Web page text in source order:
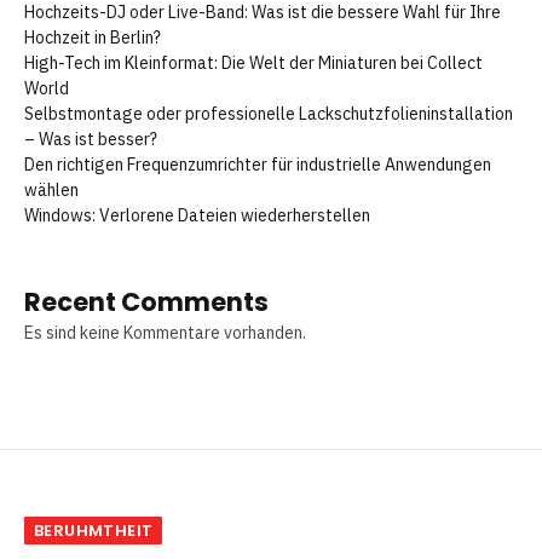
Hochzeits-DJ oder Live-Band: Was ist die bessere Wahl für Ihre
Hochzeit in Berlin?
High-Tech im Kleinformat: Die Welt der Miniaturen bei Collect
World
Selbstmontage oder professionelle Lackschutzfolieninstallation
– Was ist besser?
Den richtigen Frequenzumrichter für industrielle Anwendungen
wählen
Windows: Verlorene Dateien wiederherstellen
Recent Comments
Es sind keine Kommentare vorhanden.
BERUHMTHEIT